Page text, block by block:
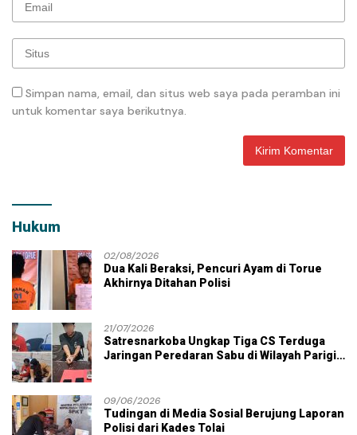
Simpan nama, email, dan situs web saya pada peramban ini
untuk komentar saya berikutnya.
Hukum
02/08/2026
Dua Kali Beraksi, Pencuri Ayam di Torue
Akhirnya Ditahan Polisi
21/07/2026
Satresnarkoba Ungkap Tiga CS Terduga
Jaringan Peredaran Sabu di Wilayah Parigi
09/06/2026
Tudingan di Media Sosial Berujung Laporan
Polisi dari Kades Tolai